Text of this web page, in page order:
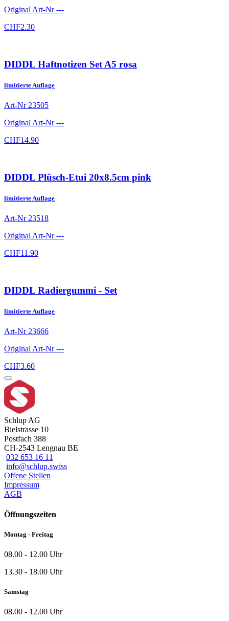
Original Art-Nr---
CHF2.30
DIDDL Haftnotizen Set A5 rosa
limitierte Auflage
Art-Nr 23505
Original Art-Nr---
CHF14.90
DIDDL Plüsch-Etui 20x8.5cm pink
limitierte Auflage
Art-Nr 23518
Original Art-Nr---
CHF11.90
DIDDL Radiergummi - Set
limitierte Auflage
Art-Nr23666
Original Art-Nr---
CHF3.60
Schlup AG
Bielstrasse 10
Postfach 388
CH-2543 Lengnau BE
032 653 16 11
info@schlup.swiss
Offene Stellen
Impressum
AGB
Öffnungszeiten
Montag - Freitag
08.00 - 12.00 Uhr
13.30 - 18.00 Uhr
Samstag
08.00 - 12.00 Uhr